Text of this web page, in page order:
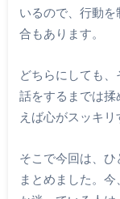
いるので、行動
合もあります。
どちらにしても
話をするまでは揉
えば心がスッキリ
そこで今回は、
まとめました。